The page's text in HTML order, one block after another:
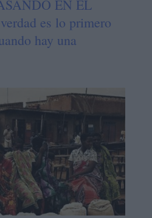
EN EL
es lo primero
hay una